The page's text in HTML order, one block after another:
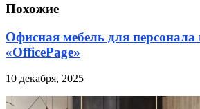
Похожие
Офисная мебель для
«OfficePage»
10 декабря, 2025